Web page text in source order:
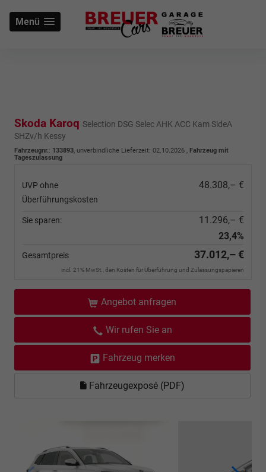
Menü
Skoda Karoq Selection DSG Selec AHK ACC Kam SideA
SHZv/h Kessy
Fahrzeugnr.: 133893, unverbindliche Lieferzeit: 02.10.2026 , Fahrzeug mit
Tageszulassung
UVP ohne
Überführungskosten
48.308,– €
Sie sparen:
11.296,– €
23,4%
Gesamtpreis 37.012,– €
incl. 21% MwSt., den Kosten für Überführung und Zulassungspapieren
Angebot anfragen
Wir rufen Sie an
Fahrzeug merken
Fahrzeugexposé (PDF)